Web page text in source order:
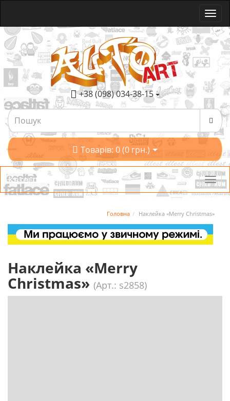
+38 (098) 034-38-15
Товарів: 0 (0 грн.)
Категорії
Головна Наклейка «Merry Christmas»
Наклейка «Merry
Christmas» (Арт.: s2858)